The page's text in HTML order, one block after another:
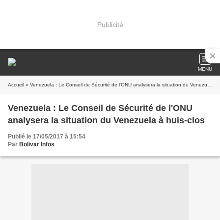
Publicité
MENU
Accueil » Venezuela : Le Conseil de Sécurité de l'ONU analysera la situation du Venezuela à huis-clos
Venezuela : Le Conseil de Sécurité de l'ONU
analysera la situation du Venezuela à huis-clos
Publié le 17/05/2017 à 15:54
Par Bolivar Infos